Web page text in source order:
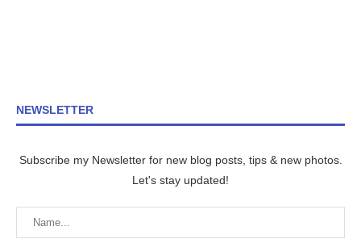
NEWSLETTER
Subscribe my Newsletter for new blog posts, tips & new photos.
Let's stay updated!